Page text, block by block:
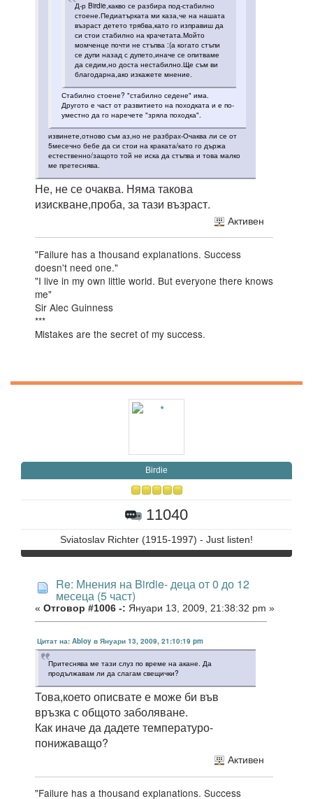
Д-р Birdie,какво се разбира под-стабилно
стоене.Педиатърката ми каза,че на нашата
възраст детето трябва,като го изправиш да
си стои стабилно на крачетата.Мойто
момченце почти не стъпва :(а когато стъпи
се дупи назад с дупето,иначе се опитваме
да седим,но доста нестабилно.Ще съм ви
благодарна,ако изкажете мнение.
Стабилно стоене? "стабилно седене" има.
Другото е част от развитието на походката и е по-
уместно да го наречете "зряла походка".
извинете,отново съм аз,но не разбрах-Очаква ли се от
5месечно бебе да си стои на краката/като го държа
естественно/защото той не иска да стъпва и това малко
ме претеснява.
Не, не се очаква. Няма такова
изискване,проба, за тази възраст.
Активен
"Failure has a thousand explanations. Success
doesn't need one."
"I live in my own little world. But everyone there knows
me"
Sir Alec Guinness
***
Mistakes are the secret of my success.
Birdie
11040
Sviatoslav Richter (1915-1997) - Just listen!
Re: Мнения на Birdie- деца от 0 до 12
месеца (5 част)
« Отговор #1006 -: Януари 13, 2009, 21:38:32 pm »
Цитат на: Abloy в Януари 13, 2009, 21:10:19 pm
Притеснява ме тази слуз по време на акане. Да
продължавам ли да слагам свещички?
Това,което описвате е може би във
връзка с общото заболяване.
Как иначе да дадете температуро-
понижаващо?
Активен
"Failure has a thousand explanations. Success